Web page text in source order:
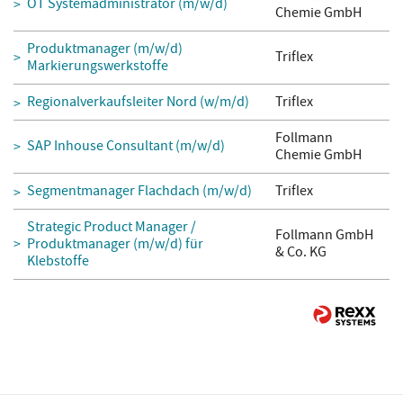
OT Systemadministrator (m/w/d)
Chemie GmbH
Produktmanager (m/w/d)
Markierungswerkstoffe
Triflex
Regionalverkaufsleiter Nord (w/m/d) Triflex
SAP Inhouse Consultant (m/w/d)
Follmann
Chemie GmbH
Segmentmanager Flachdach (m/w/d)
Triflex
Strategic Product Manager /
Produktmanager (m/w/d) für
Klebstoffe
Follmann GmbH
& Co. KG